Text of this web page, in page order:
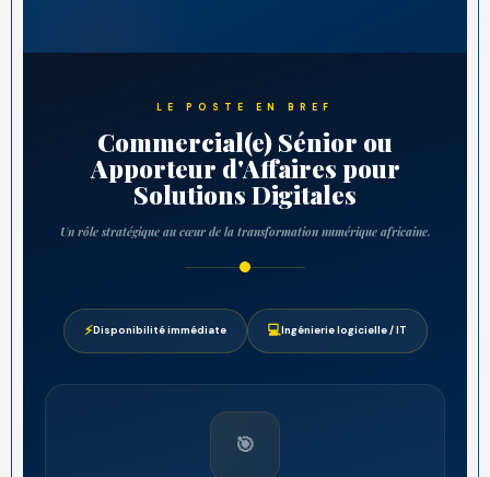
LE POSTE EN BREF
Commercial(e) Sénior ou
Apporteur d'Affaires pour
Solutions Digitales
Un rôle stratégique au cœur de la transformation numérique africaine.
⚡Disponibilité immédiate 💻Ingénierie logicielle / IT
🎯